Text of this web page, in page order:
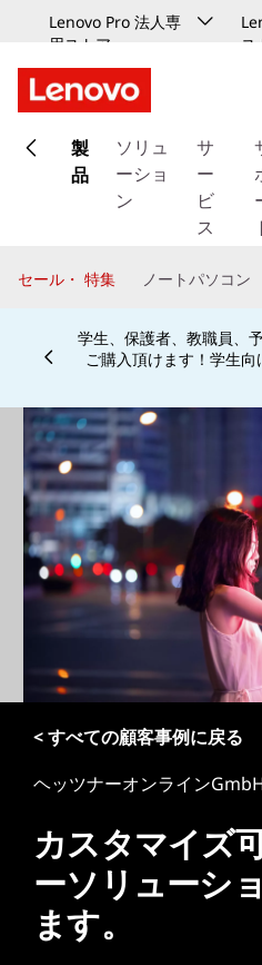
Lenovo Pro 法人専
用ストア
ス
イ
ン
ッ
プ
す
る
製
品
ソリュ
ーショ
ン
サ
ー
ビ
ス
セール・ 特集 ノートパソコン
学生、保護者、教職員、
ご購入頂けます！学生
< すべての顧客事例に戻る
ヘッツナーオンライン
カスタマイズ
ーソリューシ
ます。